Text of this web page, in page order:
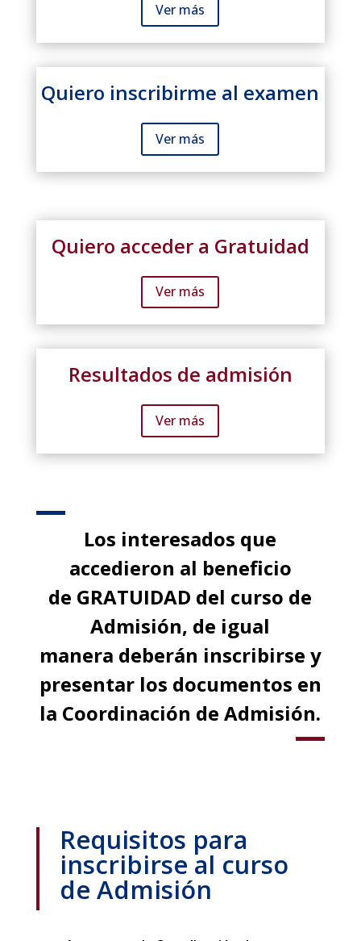
Ver más
Quiero inscribirme al examen
Ver más
Quiero acceder a Gratuidad
Ver más
Resultados de admisión
Ver más
Los interesados que
accedieron al beneficio
de GRATUIDAD del curso de
Admisión, de igual
manera deberán inscribirse y
presentar los documentos en
la Coordinación de Admisión.
Requisitos para
inscribirse al curso
de Admisión